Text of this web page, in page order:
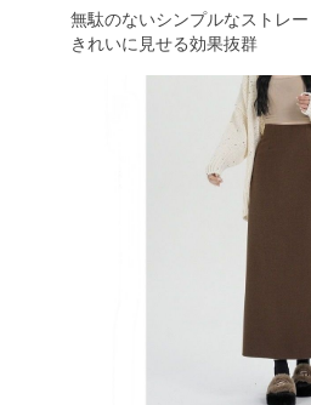
無駄のないシンプルなストレ
きれいに見せる効果抜群